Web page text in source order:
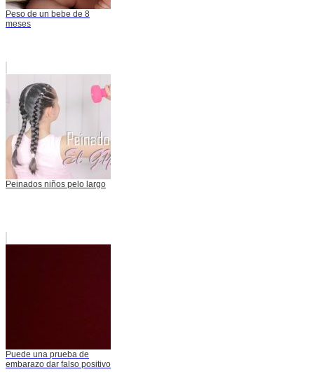
Peso de un bebe de 8
meses
Peinados niños pelo largo
Puede una prueba de
embarazo dar falso positivo